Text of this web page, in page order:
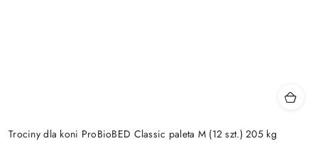
Trociny dla koni ProBioBED Classic paleta M (12 szt.) 205 kg